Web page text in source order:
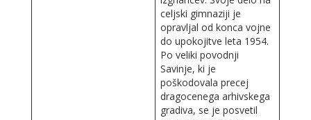
celjski gimnaziji je
opravljal od konca vojne
do upokojitve leta 1954.
Po veliki povodnji
Savinje, ki je
poškodovala precej
dragocenega arhivskega
gradiva, se je posvetil